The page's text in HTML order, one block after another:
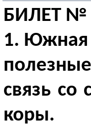
БИЛЕТ №
1. Южная
связь со
коры.